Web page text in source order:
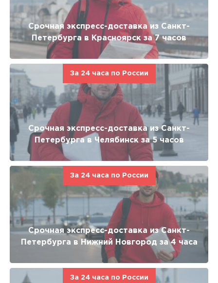
Срочная экспресс-доставка из Санкт-
Петербурга в Красноярск за 7 часов
За 24 часа по России
Срочная экспресс-доставка из Санкт-
Петербурга в Челябинск за 5 часов
За 24 часа по России
Срочная экспресс-доставка из Санкт-
Петербурга в Нижний Новгород за 4 часа
За 24 часа по России